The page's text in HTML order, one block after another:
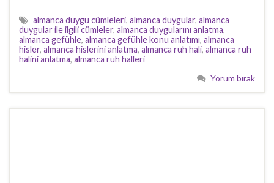
almanca duygu cümleleri, almanca duygular, almanca
duygular ile ilgili cümleler, almanca duygularını anlatma,
almanca gefühle, almanca gefühle konu anlatımı, almanca
hisler, almanca hislerini anlatma, almanca ruh hali, almanca ruh
halini anlatma, almanca ruh halleri
Yorum bırak